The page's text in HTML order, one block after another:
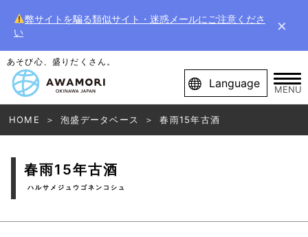
弊サイトを騙る類似サイト・迷惑メールにご注意くださ
い
×
あそび心、盛りだくさん。
Language MENU
HOME 泡盛データベース 春雨15年古酒
春雨15年古酒
ハルサメジュウゴネンコシュ